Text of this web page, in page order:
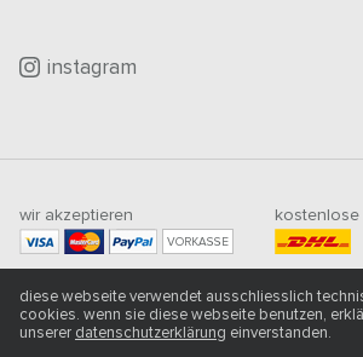
instagram
wir akzeptieren
VORKASSE
kostenlose
500CHF
diese webseite verwendet ausschliesslich
cookies. wenn sie diese webseite benutzen,
unserer datenschutzerklärung einverstanden.